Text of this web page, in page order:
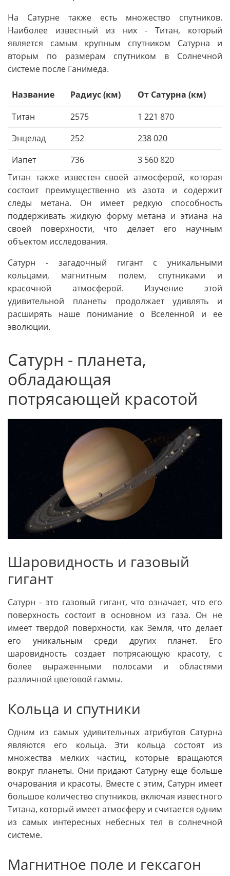
На Сатурне также есть множество спутников.
Наиболее известный из них - Титан, который
является самым крупным спутником Сатурна и
вторым по размерам спутником в Солнечной
системе после Ганимеда.
Название Радиус (км)
От Сатурна (км)
Титан
2575
1 221 870
Энцелад
252
238 020
Иапет
736
3 560 820
Титан также известен своей атмосферой, которая
состоит преимущественно из азота и содержит
следы метана. Он имеет редкую способность
поддерживать жидкую форму метана и этиана на
своей поверхности, что делает его научным
объектом исследования.
Сатурн - загадочный гигант с уникальными
кольцами, магнитным полем, спутниками и
красочной атмосферой. Изучение этой
удивительной планеты продолжает удивлять и
расширять наше понимание о Вселенной и ее
эволюции.
Сатурн - планета,
обладающая
потрясающей красотой
Шаровидность и газовый
гигант
Сатурн - это газовый гигант, что означает, что его
поверхность состоит в основном из газа. Он не
имеет твердой поверхности, как Земля, что делает
его уникальным среди других планет. Его
шаровидность создает потрясающую красоту, с
более выраженными полосами и областями
различной цветовой гаммы.
Кольца и спутники
Одним из самых удивительных атрибутов Сатурна
являются его кольца. Эти кольца состоят из
множества мелких частиц, которые вращаются
вокруг планеты. Они придают Сатурну еще больше
очарования и красоты. Вместе с этим, Сатурн имеет
большое количество спутников, включая известного
Титана, который имеет атмосферу и считается одним
из самых интересных небесных тел в солнечной
системе.
Магнитное поле и гексагон